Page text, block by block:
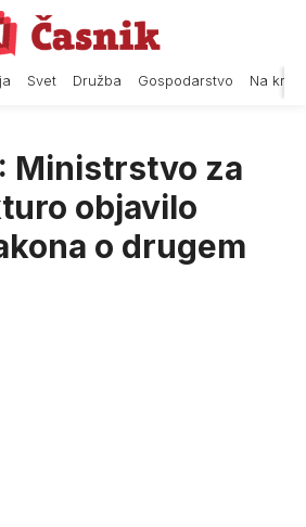
Svet Družba Gospodarstvo Na
Ministrstvo za
objavilo
o drugem